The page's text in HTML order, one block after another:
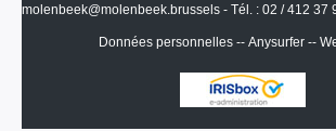
molenbeek@molenbeek.brussels - Tél. : 02 / 412 37
Données personnelles -- Anysurfer --